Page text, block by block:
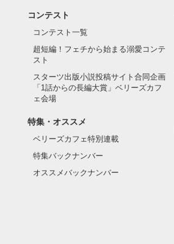
コンテスト
コンテスト一覧
超短編！フェチから始まる溺愛コンテ
スト
スターツ出版小説投稿サイト合同企画
「1話からの長編大賞」ベリーズカフ
ェ会場
特集・オススメ
ベリーズカフェ特別連載
特集バックナンバー
オススメバックナンバー